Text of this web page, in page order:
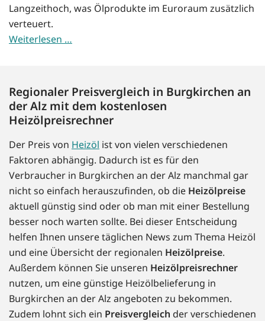
Langzeithoch, was Ölprodukte im Euroraum zusätzlich
verteuert.
Weiterlesen …
Regionaler Preisvergleich in Burgkirchen an
der Alz mit dem kostenlosen
Heizölpreisrechner
Der Preis von Heizöl ist von vielen verschiedenen
Faktoren abhängig. Dadurch ist es für den
Verbraucher in Burgkirchen an der Alz manchmal gar
nicht so einfach herauszufinden, ob die Heizölpreise
aktuell günstig sind oder ob man mit einer Bestellung
besser noch warten sollte. Bei dieser Entscheidung
helfen Ihnen unsere täglichen News zum Thema Heizöl
und eine Übersicht der regionalen Heizölpreise.
Außerdem können Sie unseren Heizölpreisrechner
nutzen, um eine günstige Heizölbelieferung in
Burgkirchen an der Alz angeboten zu bekommen.
Zudem lohnt sich ein Preisvergleich der verschiedenen